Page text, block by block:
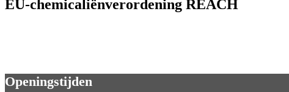
EU-chemicaliënverordening REACH
Openingstijden